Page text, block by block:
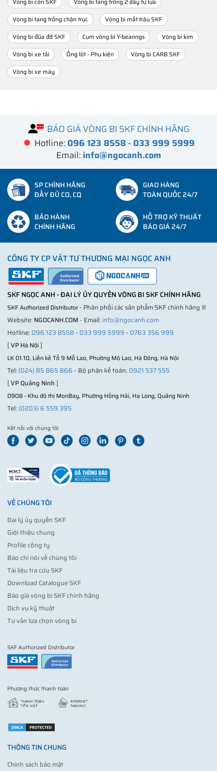
Vòng bi tang trống chặn trục
Vòng bi mắt trâu SKF
Vòng bi đũa đỡ SKF
Cụm vòng bi Y-bearings
Vòng bi kim
Vòng bi xe tải
Ống lót - Phụ kiện
Vòng bi CARB SKF
Vòng bi xe máy
BÁO GIÁ VÒNG BI SKF CHÍNH HÃNG
Hotline: 096 123 8558- 033 999 5999
Email: info@ngocanh.com
SP CHÍNH HÃNG
ĐẦY ĐỦ CO, CQ
GIAO HÀNG
TOÀN QUỐC 24/7
BẢO HÀNH
CHÍNH HÃNG
HỖ TRỢ KỸ THUẬT
BÁO GIÁ 24/7
CÔNG TY CP VẬT TƯ THƯƠNG MẠI NGỌC ANH
SKF NGỌC ANH - ĐẠI LÝ ỦY QUYỀN VÒNG BI SKF CHÍNH HÃNG
SKF Authorized Distributor- Phân phối các sản phẩm SKF chính hãng ®
Website: NGOCANH.COM- Email: info@ngocanh.com
Hotline: 096 123 8558- 033 999 5999- 0763 356 999
[VP Hà Nội]
LK 01.10, Liền kề Tổ 9 Mỗ Lao, Phường Mộ Lao, Hà Đông, Hà Nội
Tel: (024) 85 865 866- Bộ phận kế toán: 0921 537 555
[VP Quảng Ninh]
D908 - Khu đô thị MonBay, Phường Hồng Hải, Hạ Long, Quảng Ninh
Tel: (0203) 6 559 395
Kết nối với chúng tôi
VỀ CHÚNG TÔI
Đại lý ủy quyền SKF
Giới thiệu chung
Profile công ty
Báo chí nói về chúng tôi
Tài liệu tra cứu SKF
Download Catalogue SKF
Báo giá vòng bi SKF chính hãng
Dịch vụ kỹ thuật
Tư vấn lựa chọn vòng bi
SKF Authorized Distributor
Phương thức thanh toán
THÔNG TIN CHUNG
Chính sách bảo mật